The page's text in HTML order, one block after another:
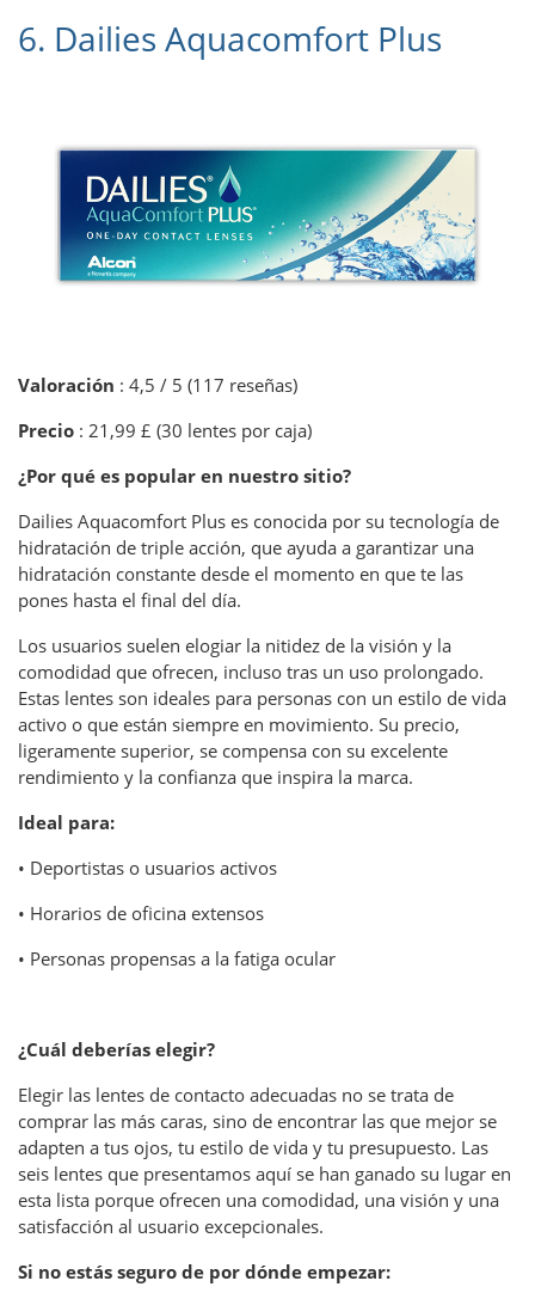
6. Dailies Aquacomfort Plus
Valoración : 4,5 / 5 (117 reseñas)
Precio : 21,99 £ (30 lentes por caja)
¿Por qué es popular en nuestro sitio?
Dailies Aquacomfort Plus es conocida por su tecnología de
hidratación de triple acción, que ayuda a garantizar una
hidratación constante desde el momento en que te las
pones hasta el final del día.
Los usuarios suelen elogiar la nitidez de la visión y la
comodidad que ofrecen, incluso tras un uso prolongado.
Estas lentes son ideales para personas con un estilo de vida
activo o que están siempre en movimiento. Su precio,
ligeramente superior, se compensa con su excelente
rendimiento y la confianza que inspira la marca.
Ideal para:
• Deportistas o usuarios activos
• Horarios de oficina extensos
• Personas propensas a la fatiga ocular
¿Cuál deberías elegir?
Elegir las lentes de contacto adecuadas no se trata de
comprar las más caras, sino de encontrar las que mejor se
adapten a tus ojos, tu estilo de vida y tu presupuesto. Las
seis lentes que presentamos aquí se han ganado su lugar en
esta lista porque ofrecen una comodidad, una visión y una
satisfacción al usuario excepcionales.
Si no estás seguro de por dónde empezar: